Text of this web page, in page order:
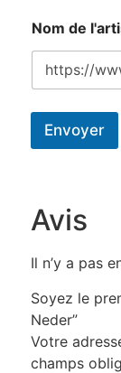
Nom de
Envoyer
Avis
Il n’y a pas
Soyez le
Neder”
Votre
champs